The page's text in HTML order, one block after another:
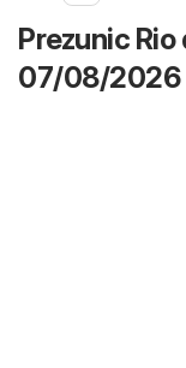
Prezunic
07/08/2026